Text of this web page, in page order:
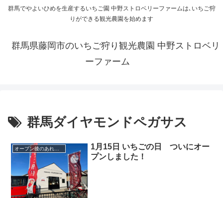
群馬でやよいひめを生産するいちご園 中野ストロベリーファームは､いちご狩
りができる観光農園を始めます
群馬県藤岡市のいちご狩り観光農園 中野ストロベリ
ーファーム
群馬ダイヤモンドペガサス
オープン後のあれこれ
1月15日 いちごの日 ついにオー
プンしました！